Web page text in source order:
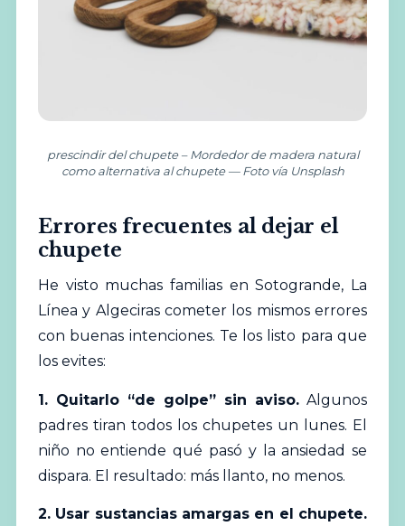
prescindir del chupete – Mordedor de madera natural
como alternativa al chupete — Foto vía Unsplash
Errores frecuentes al dejar el
chupete
He visto muchas familias en Sotogrande, La
Línea y Algeciras cometer los mismos errores
con buenas intenciones. Te los listo para que
los evites:
1. Quitarlo “de golpe” sin aviso. Algunos
padres tiran todos los chupetes un lunes. El
niño no entiende qué pasó y la ansiedad se
dispara. El resultado: más llanto, no menos.
2. Usar sustancias amargas en el chupete.